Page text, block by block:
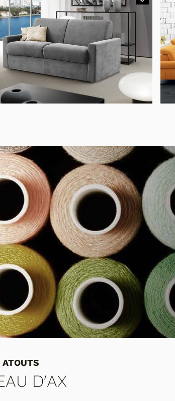
Canapé lit 3 places, accoudoirs 14 cm
ET
RENDEZ-VOUS
ATOUTS
D'AX